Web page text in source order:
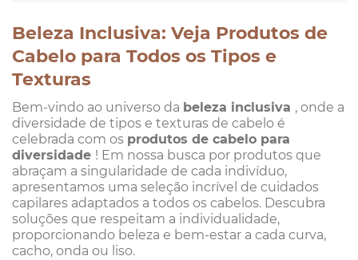
Beleza Inclusiva: Veja Produtos de
Cabelo para Todos os Tipos e
Texturas
Bem-vindo ao universo da beleza inclusiva , onde a
diversidade de tipos e texturas de cabelo é
celebrada com os produtos de cabelo para
diversidade ! Em nossa busca por produtos que
abraçam a singularidade de cada indivíduo,
apresentamos uma seleção incrível de cuidados
capilares adaptados a todos os cabelos. Descubra
soluções que respeitam a individualidade,
proporcionando beleza e bem-estar a cada curva,
cacho, onda ou liso.